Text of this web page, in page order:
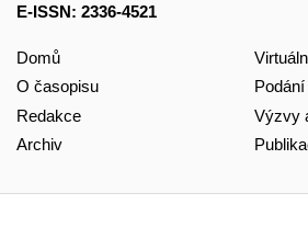
E-ISSN: 2336-4521
Domů
O časopisu
Redakce
Archiv
Výzvy